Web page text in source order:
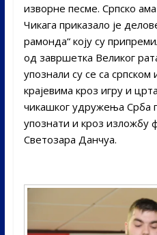
изворне песме. Српско
Чикага приказало је
рамонда“ коју су
од завршетка Великог
упознали су се са српском
крајевима кроз игру и
чикашког удружења Срба
упознати и кроз изложбу
Светозара Данчуа.